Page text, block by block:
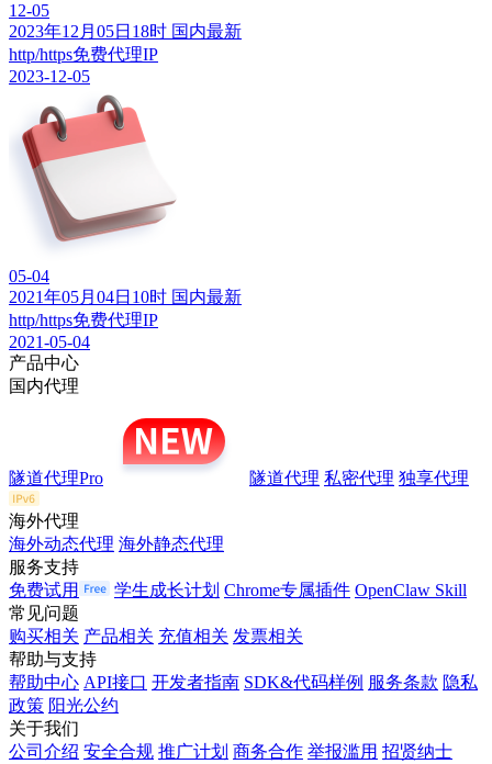
12-05
2023年12月05日18时 国内最新
http/https免费代理IP
2023-12-05
05-04
2021年05月04日10时 国内最新
http/https免费代理IP
2021-05-04
产品中心
国内代理
隧道代理Pro 隧道代理 私密代理 独享代理
海外代理
海外动态代理 海外静态代理
服务支持
免费试用
学生成长计划 Chrome专属插件 OpenClaw Skill
常见问题
购买相关 产品相关 充值相关 发票相关
帮助与支持
帮助中心 API接口 开发者指南 SDK&代码样例 服务条款 隐私
政策 阳光公约
关于我们
公司介绍 安全合规 推广计划 商务合作 举报滥用 招贤纳士